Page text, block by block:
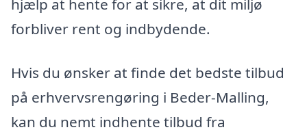
hjælp at hente for at sikre, at dit miljø
forbliver rent og indbydende.
Hvis du ønsker at finde det bedste tilbud
på erhvervsrengøring i Beder-Malling,
kan du nemt indhente tilbud fra